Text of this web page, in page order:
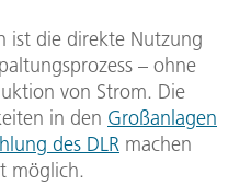
ist die direkte Nutzung
– ohne
von Strom. Die
in den Großanlagen
des DLR machen
möglich.